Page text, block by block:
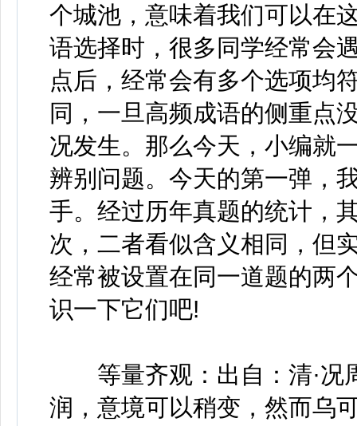
个城池，意味着我们可以在
语选择时，很多同学经常会
点后，经常会有多个选项均
同，一旦高频成语的侧重点
况发生。那么今天，小编就
辨别问题。今天的第一弹，
手。经过历年真题的统计，
次，二者看似含义相同，但
经常被设置在同一道题的两
识一下它们吧!
等量齐观：出自：清·况
润，意境可以稍变，然而乌